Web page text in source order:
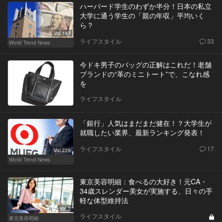
Vol.147
World Trend News
ハーバード学生のわずか半分！日本の私立
大学に通う学生の「親の年収」平均いく
ら？
ライフスタイル 33
今ドキ男子のバッグの正解はこれだ！老舗
ブランドの“革のミニトート”で、こなれ感
を
ライフスタイル
Vol.229
World Trend News
「銀行」人気はまだまだ健在！？大学生が
就職したい業界、最新ランキング発表！
ライフスタイル 17
Vol.2
東京美容明細
東京美容明細：食べるの大好き！元CA・
34歳スレンダー美女が実施する、日々の手
軽な体型維持法
ライフスタイル